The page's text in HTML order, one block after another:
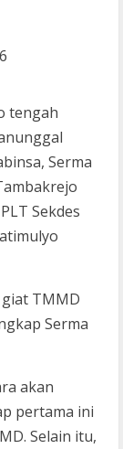
tengah
Serma
Sekdes
TMMD
Serma
akan
pertama ini
Selain itu,